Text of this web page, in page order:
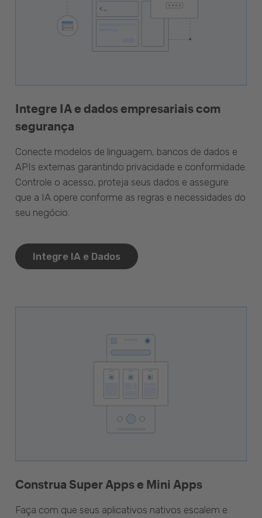
Integre IA e dados empresariais com
segurança
Conecte modelos de linguagem, bancos de dados e
APIs externas garantindo privacidade e conformidade.
Controle o acesso, proteja seus dados e assegure
que a IA opere conforme as regras e necessidades do
seu negócio.
Integre IA e Dados
Construa Super Apps e Mini Apps
Faça com que seus aplicativos nativos escalem e